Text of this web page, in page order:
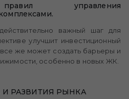
управления
важный шаг для
улучшит инвестиционный
же может создать барьеры и
особенно в новых ЖК.
РАЗВИТИЯ РЫНКА